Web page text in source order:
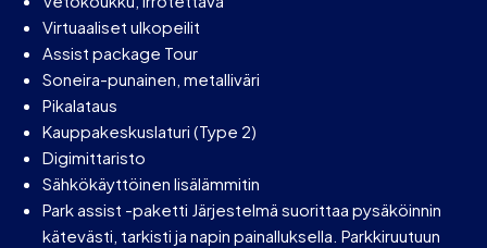
Virtuaaliset ulkopeilit
Assist package Tour
Soneira-punainen, metalliväri
Pikalataus
Kauppakeskuslaturi (Type 2)
Digimittaristo
Sähkökäyttöinen lisälämmitin
Park assist -paketti Järjestelmä suorittaa pysäköinnin
kätevästi, tarkisti ja napin painalluksella. Parkkiruutuun